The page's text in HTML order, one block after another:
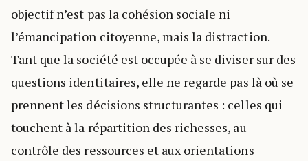
objectif n’est pas la cohésion sociale ni
l’émancipation citoyenne, mais la distraction.
Tant que la société est occupée à se diviser sur des
questions identitaires, elle ne regarde pas là où se
prennent les décisions structurantes : celles qui
touchent à la répartition des richesses, au
contrôle des ressources et aux orientations